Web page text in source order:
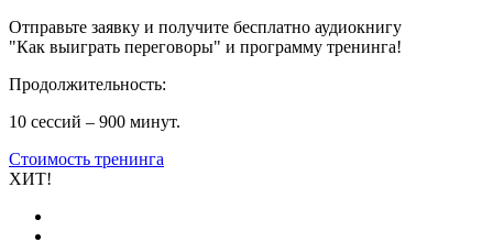
Отправьте заявку и получите бесплатно аудиокнигу
"Как выиграть переговоры" и программу тренинга!
Продолжительность:
10 сессий – 900 минут.
Стоимость тренинга
ХИТ!